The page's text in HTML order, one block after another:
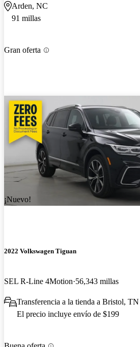
Arden, NC
91 millas
Gran oferta
¡Nuevo!
2022 Volkswagen Tiguan
SEL R-Line 4Motion 56,343 millas
Transferencia a la tienda a Bristol, TN
El precio incluye envío de $199